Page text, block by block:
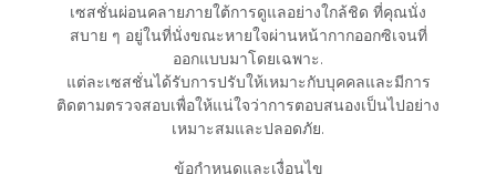
เซสชั่นผ่อนคลายภายใต้การดูแลอย่างใกล้ชิด ที่คุณนั่ง
สบาย ๆ อยู่ในที่นั่งขณะหายใจผ่านหน้ากากออกซิเจนที่
ออกแบบมาโดยเฉพาะ.
แต่ละเซสชั่นได้รับการปรับให้เหมาะกับบุคคลและมีการ
ติดตามตรวจสอบเพื่อให้แน่ใจว่าการตอบสนองเป็นไปอย่าง
เหมาะสมและปลอดภัย.
ข้อกำหนดและเงื่อนไข